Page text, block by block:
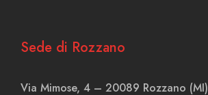
Sede di Rozzano
Via Mimose, 4 – 20089 Rozzano (MI)